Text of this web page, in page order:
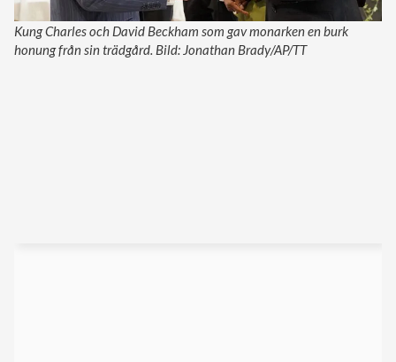
Kung Charles och David Beckham som gav monarken en burk
honung från sin trädgård. Bild: Jonathan Brady/AP/TT